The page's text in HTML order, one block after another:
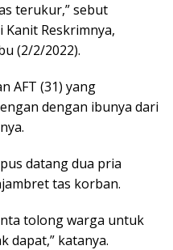
terukur,” sebut
Kanit Reskrimnya,
(2/2/2022).
AFT (31) yang
dengan ibunya dari
datang dua pria
tas korban.
tolong warga untuk
dapat,” katanya.